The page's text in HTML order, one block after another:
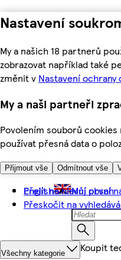
Nastavení
My a našich 18 partnerů
zobrazovat například také
změnit v Nastavení ochrany
My a naši partneři
Povolením souborů
používat přesná data o
Přijmout vše Odmítnout vše
Přejít na hlavní obsah
Přeskočit na
English Můj první
Všechny kategorie Koupit